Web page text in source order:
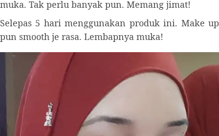
muka. Tak perlu banyak pun. Memang jimat!
Selepas 5 hari menggunakan produk ini. Make up
pun smooth je rasa. Lembapnya muka!